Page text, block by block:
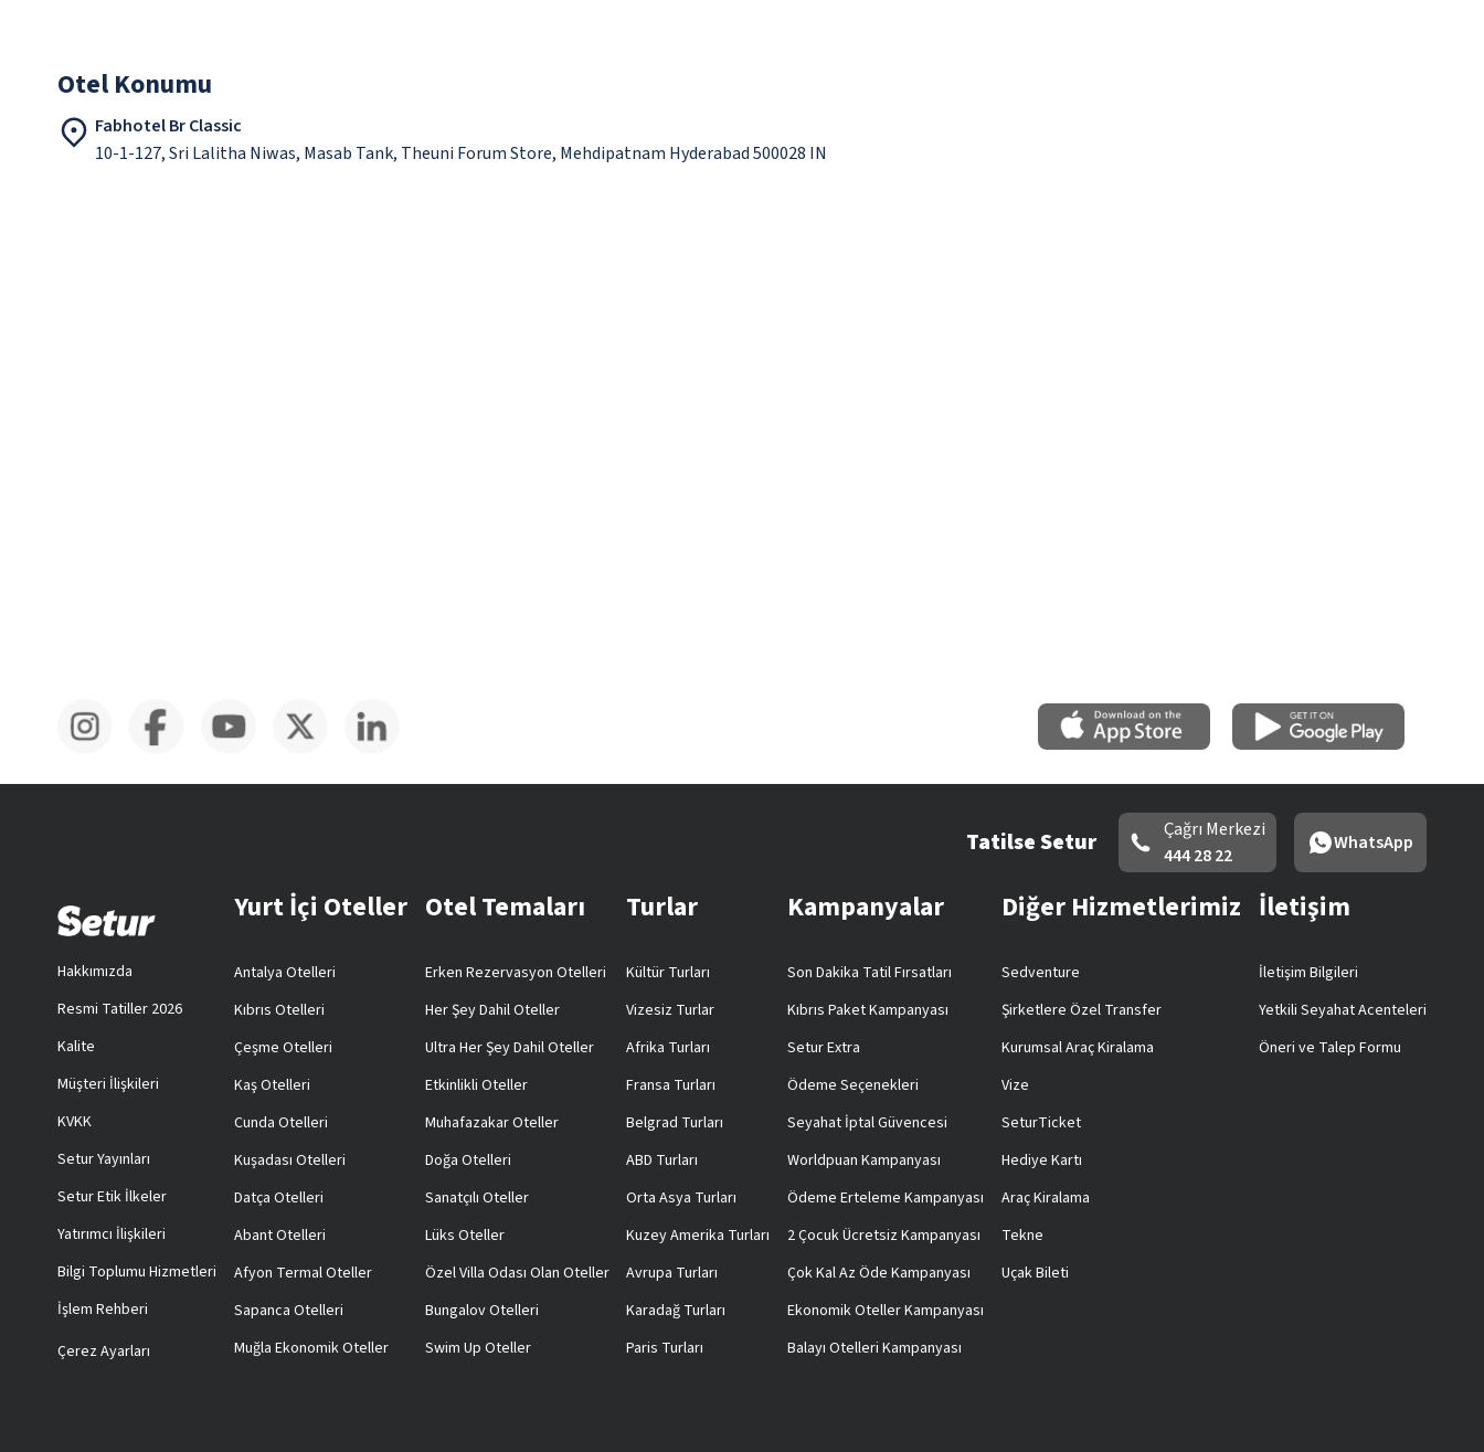
Otel Konumu
Fabhotel Br Classic
10-1-127, Sri Lalitha Niwas, Masab Tank, Theuni Forum Store, Mehdipatnam Hyderabad 500028 IN
Tatilse Setur
Çağrı Merkezi
444 28 22
WhatsApp
Hakkımızda
Resmi Tatiller 2026
Kalite
Müşteri İlişkileri
KVKK
Setur Yayınları
Setur Etik İlkeler
Yatırımcı İlişkileri
Bilgi Toplumu Hizmetleri
İşlem Rehberi
Çerez Ayarları
Yurt İçi Oteller
Antalya Otelleri
Kıbrıs Otelleri
Çeşme Otelleri
Kaş Otelleri
Cunda Otelleri
Kuşadası Otelleri
Datça Otelleri
Abant Otelleri
Afyon Termal Oteller
Sapanca Otelleri
Muğla Ekonomik Oteller
Otel Temaları
Erken Rezervasyon Otelleri
Her Şey Dahil Oteller
Ultra Her Şey Dahil Oteller
Etkinlikli Oteller
Muhafazakar Oteller
Doğa Otelleri
Sanatçılı Oteller
Lüks Oteller
Özel Villa Odası Olan Oteller
Bungalov Otelleri
Swim Up Oteller
Turlar
Kültür Turları
Vizesiz Turlar
Afrika Turları
Fransa Turları
Belgrad Turları
ABD Turları
Orta Asya Turları
Kuzey Amerika Turları
Avrupa Turları
Karadağ Turları
Paris Turları
Kampanyalar
Son Dakika Tatil Fırsatları
Kıbrıs Paket Kampanyası
Setur Extra
Ödeme Seçenekleri
Seyahat İptal Güvencesi
Worldpuan Kampanyası
Ödeme Erteleme Kampanyası
2 Çocuk Ücretsiz Kampanyası
Çok Kal Az Öde Kampanyası
Ekonomik Oteller Kampanyası
Balayı Otelleri Kampanyası
Diğer Hizmetlerimiz
Sedventure
Şirketlere Özel Transfer
Kurumsal Araç Kiralama
Vize
SeturTicket
Hediye Kartı
Araç Kiralama
Tekne
Uçak Bileti
İletişim
İletişim Bilgileri
Yetkili Seyahat Acenteleri
Öneri ve Talep Formu